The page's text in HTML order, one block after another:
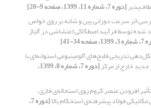
[دوره 7، شماره 11، 1399، صفحه 9-20]
اثر سرعت دورانی پین و شانه بر روی خواص
شده توسط فرآیند اصطکاکی اغتشاشی در آلیاژ
34-41]
تدریجی فلنج‌های آلومینیومی استوانه‌ای با
جدید خارج از مرکز [دوره 7، شماره 8، 1399،
تأثیر افزودن عنصر کروم روی استحاله‌ی فازی،
فولاد پیشرفته‌ی استحکام بالا [دوره 7،